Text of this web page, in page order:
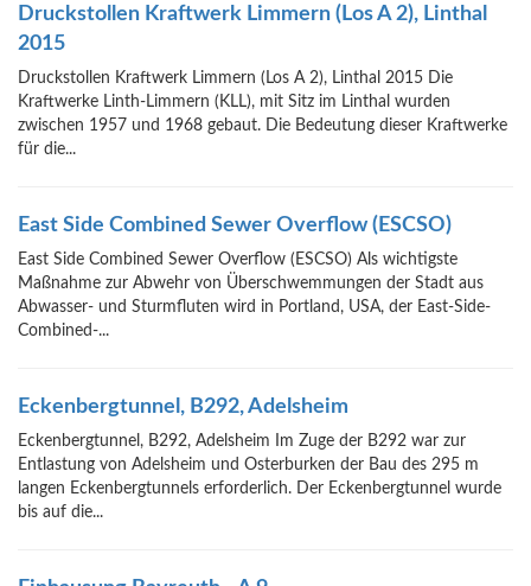
Druckstollen Kraftwerk Limmern (Los A 2), Linthal
2015
Druckstollen Kraftwerk Limmern (Los A 2), Linthal 2015 Die
Kraftwerke Linth-Limmern (KLL), mit Sitz im Linthal wurden
zwischen 1957 und 1968 gebaut. Die Bedeutung dieser Kraftwerke
für die...
East Side Combined Sewer Overflow (ESCSO)
East Side Combined Sewer Overflow (ESCSO) Als wichtigste
Maßnahme zur Abwehr von Überschwemmungen der Stadt aus
Abwasser- und Sturmfluten wird in Portland, USA, der East-Side-
Combined-...
Eckenbergtunnel, B292, Adelsheim
Eckenbergtunnel, B292, Adelsheim Im Zuge der B292 war zur
Entlastung von Adelsheim und Osterburken der Bau des 295 m
langen Eckenbergtunnels erforderlich. Der Eckenbergtunnel wurde
bis auf die...